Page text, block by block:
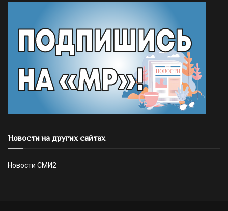
Новости на других сайтах
Новости СМИ2